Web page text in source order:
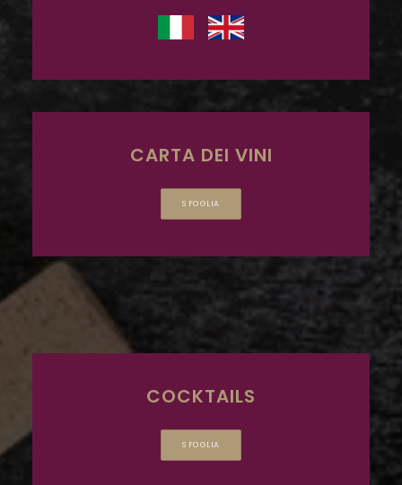
CARTA DEI VINI
SFOGLIA
COCKTAILS
SFOGLIA